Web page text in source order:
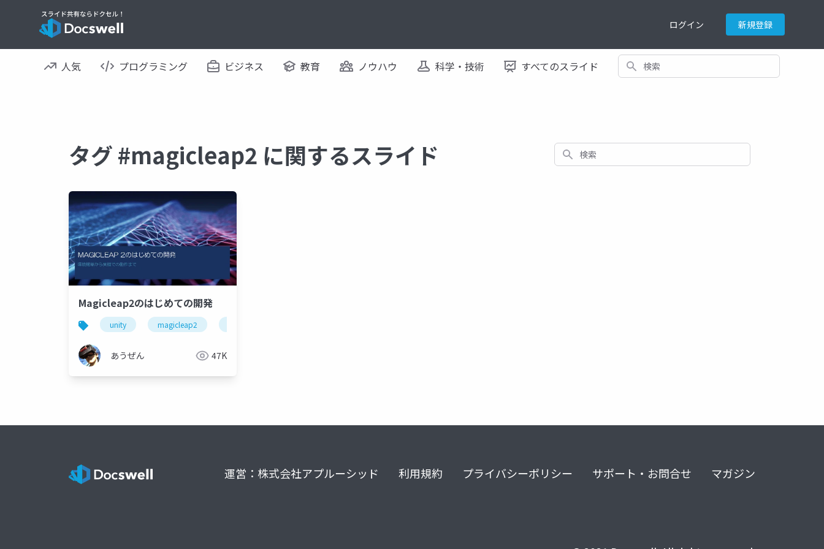
ログイン 新規登録
人気 プログラミング ビジネス 教育 ノウハウ 科学・技術 すべてのスライド 検索
タグ #magicleap2 に関するスライド 検索
Magicleap2のはじめての開発
unity magicleap2
あうぜん 47K
運営：株式会社アプルーシッド 利用規約 プライバシーポリシー サポート・お問合せ マガジン